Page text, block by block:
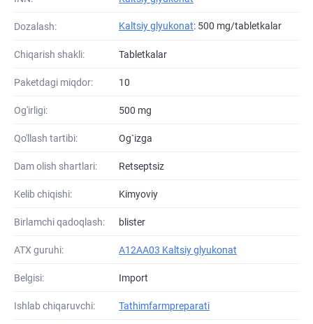
Dozalash: Kaltsiy glyukonat: 500 mg/tabletkalar
Chiqarish shakli: Tabletkalar
Paketdagi miqdor: 10
Og'irligi: 500 mg
Qo'llash tartibi: Og`izga
Dam olish shartlari: Retseptsiz
Kelib chiqishi: Kimyoviy
Birlamchi qadoqlash: blister
ATХ guruhi: A12AA03 Kaltsiy glyukonat
Belgisi: Import
Ishlab chiqaruvchi: Tathimfarmpreparati